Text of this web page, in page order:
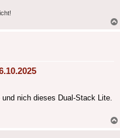
nich dieses Dual-Stack Lite.